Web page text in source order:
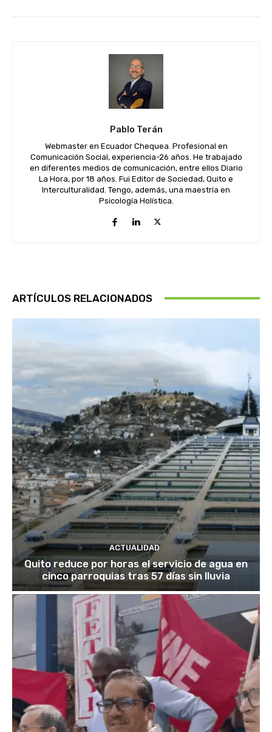
Pablo Terán
Webmaster en Ecuador Chequea. Profesional en
Comunicación Social, experiencia-26 años. He trabajado
en diferentes medios de comunicación, entre ellos Diario
La Hora, por 18 años. Fui Editor de Sociedad, Quito e
Interculturalidad. Tengo, además, una maestría en
Psicología Holística.
ARTÍCULOS RELACIONADOS
ACTUALIDAD
Quito reduce por horas el servicio de agua en
cinco parroquias tras 57 días sin lluvia